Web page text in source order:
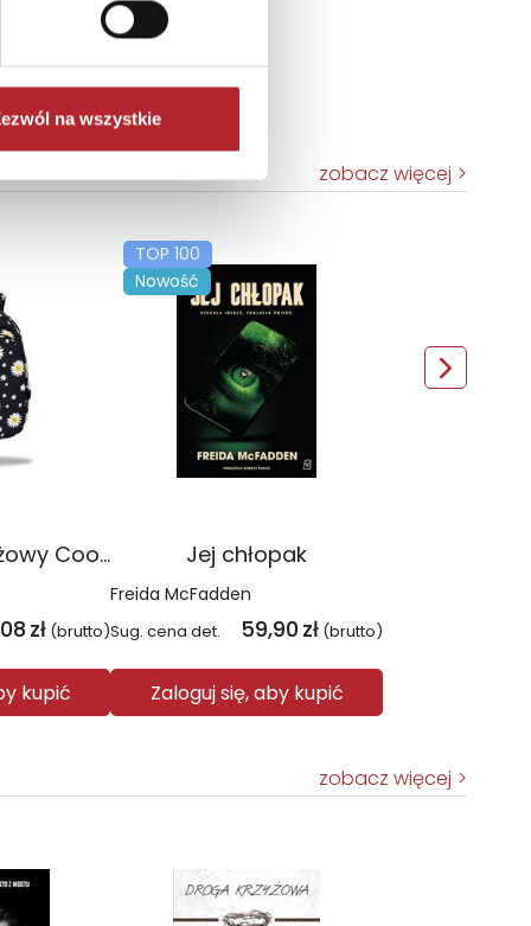
na wszystkie
zobacz więcej
Plecak młodzieżowy Coolpack Jerry Daisy Black
zł (brutto)
kupić
TOP 100
Nowość
Jej chłopak
Freida McFadden
Sug. cena det. 59,90 zł (brutto)
Zaloguj się, aby kupić
zobacz więcej